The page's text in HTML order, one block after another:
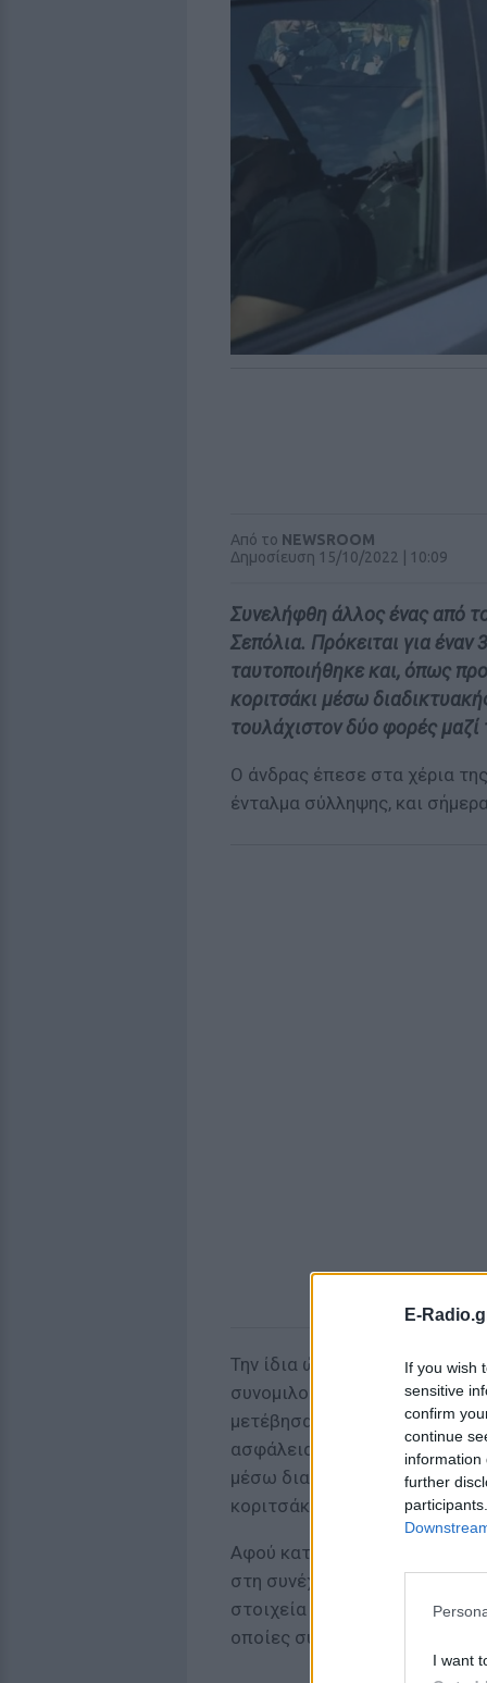
E-
If you wish
sensitive
confirm
continue
information
further
I want
Από το NEWSROOM
Δημοσίευση 15/10/2022 | 10:09
Συνελήφθη άλλος ένας από
Σεπόλια. Πρόκειται για
ταυτοποιήθηκε και, όπως
κοριτσάκι μέσω
τουλάχιστον δύο φορές
Ο άνδρας έπεσε στα χέρια
ένταλμα σύλληψης, και
Την ίδια ώρα,
συνομιλούσαν στις «ροζ»
μετέβησαν αυτοβούλως στην
ασφάλειας και ανέφεραν ότι
μέσω διαδικτυακής
κοριτσάκι.
Αφού κατασχέθηκαν τα
στη συνέχεια αποχώρησαν.
στοιχεία των δύο Ελλήνων
οποίες συνομιλούσε το